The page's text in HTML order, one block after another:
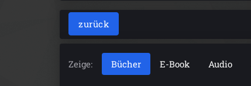
zurück
Zeige: Bücher E-Book Audio